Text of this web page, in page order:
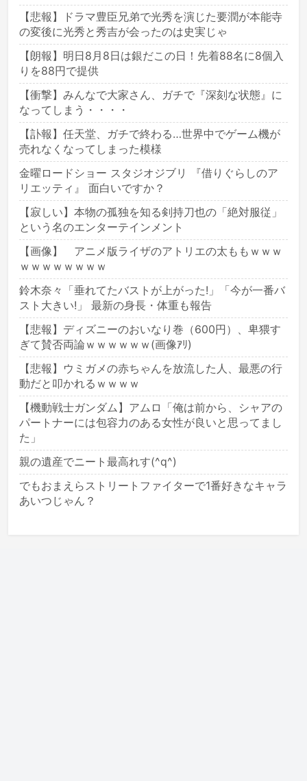
【悲報】ドラマ豊臣兄弟で光秀を演じた要潤が本能寺
の変後に光秀と秀吉が会ったのは史実じゃ
【朗報】明日8月8日は銀だこの日！先着88名に8個入
りを88円で提供
【衝撃】みんなで大家さん、ガチで『深刻な状態』に
なってしまう・・・・
【訃報】任天堂、ガチで終わる…世界中でゲーム機が
売れなくなってしまった模様
金曜ロードショー スタジオジブリ 『借りぐらしのア
リエッティ』 面白いですか？
【寂しい】本物の孤独を知る剣持刀也の「絶対服従」
という名のエンターテインメント
【画像】 アニメ版ライザのアトリエの太ももｗｗｗ
ｗｗｗｗｗｗｗｗ
鈴木奈々「垂れてたバストが上がった!」「今が一番バ
スト大きい!」 最新の身長・体重も報告
【悲報】ディズニーのおいなり巻（600円）、卑猥す
ぎて賛否両論ｗｗｗｗｗｗ(画像ｱﾘ)
【悲報】ウミガメの赤ちゃんを放流した人、最悪の行
動だと叩かれるｗｗｗｗ
【機動戦士ガンダム】アムロ「俺は前から、シャアの
パートナーには包容力のある女性が良いと思ってまし
た」
親の遺産でニート最高れす(^q^)
でもおまえらストリートファイターで1番好きなキャラ
あいつじゃん？